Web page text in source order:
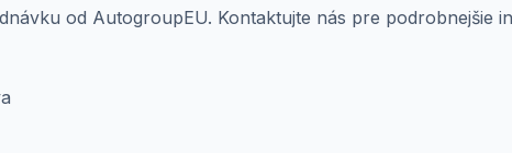
od AutogroupEU. Kontaktujte nás pre podrobnejšie